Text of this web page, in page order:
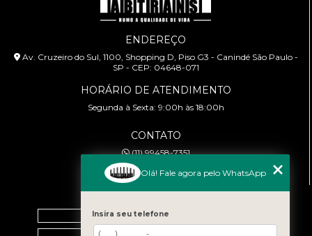
ENDEREÇO
Av. Cruzeiro do Sul, 1100, Shopping D, Piso G3 - Canindé São Paulo -
SP - CEP: 04648-071
HORÁRIO DE ATENDIMENTO
Segunda à Sexta: 9:00h às 18:00h
CONTATO
(11) 99458-7351
cursoabtrans@gmail.com
Home
Olá! Fale agora pelo WhatsApp
Insira seu telefone